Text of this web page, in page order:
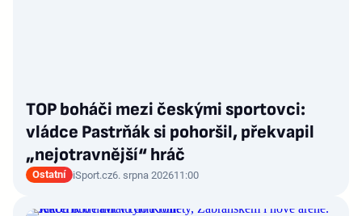
TOP boháči mezi českými sportovci:
vládce Pastrňák si pohoršil, překvapil
„nejotravnější“ hráč
Ostatní iSport.cz6. srpna 202611:00